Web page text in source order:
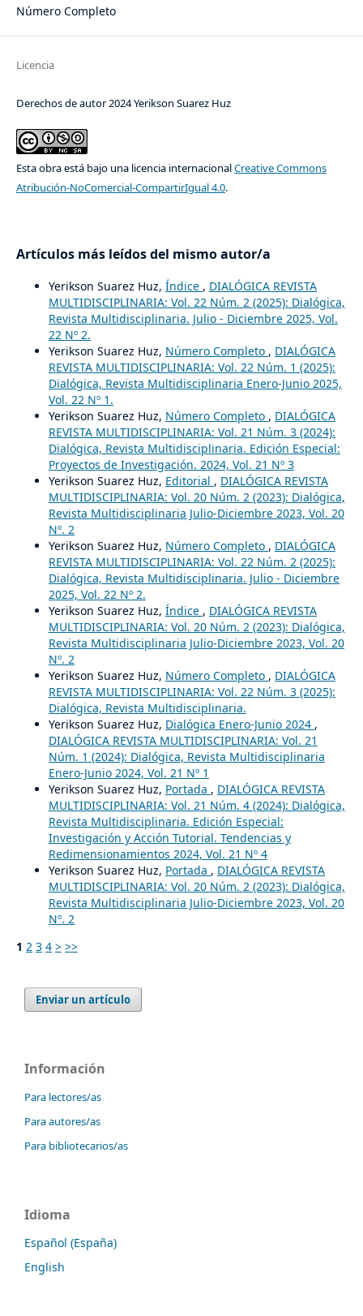
Número Completo
Licencia
Derechos de autor 2024 Yerikson Suarez Huz
Esta obra está bajo una licencia internacionalCreative Commons
Atribución-NoComercial-CompartirIgual 4.0.
Artículos más leídos del mismo autor/a
Yerikson Suarez Huz, Índice , DIALÓGICA REVISTA
MULTIDISCIPLINARIA: Vol. 22 Núm. 2 (2025): Dialógica,
Revista Multidisciplinaria. Julio - Diciembre 2025, Vol.
22 Nº 2.
Yerikson Suarez Huz, Número Completo , DIALÓGICA
REVISTA MULTIDISCIPLINARIA: Vol. 22 Núm. 1 (2025):
Dialógica, Revista Multidisciplinaria Enero-Junio 2025,
Vol. 22 Nº 1.
Yerikson Suarez Huz, Número Completo , DIALÓGICA
REVISTA MULTIDISCIPLINARIA: Vol. 21 Núm. 3 (2024):
Dialógica, Revista Multidisciplinaria. Edición Especial:
Proyectos de Investigación. 2024, Vol. 21 Nº 3
Yerikson Suarez Huz, Editorial , DIALÓGICA REVISTA
MULTIDISCIPLINARIA: Vol. 20 Núm. 2 (2023): Dialógica,
Revista Multidisciplinaria Julio-Diciembre 2023, Vol. 20
Nº. 2
Yerikson Suarez Huz, Número Completo , DIALÓGICA
REVISTA MULTIDISCIPLINARIA: Vol. 22 Núm. 2 (2025):
Dialógica, Revista Multidisciplinaria. Julio - Diciembre
2025, Vol. 22 Nº 2.
Yerikson Suarez Huz, Índice , DIALÓGICA REVISTA
MULTIDISCIPLINARIA: Vol. 20 Núm. 2 (2023): Dialógica,
Revista Multidisciplinaria Julio-Diciembre 2023, Vol. 20
Nº. 2
Yerikson Suarez Huz, Número Completo , DIALÓGICA
REVISTA MULTIDISCIPLINARIA: Vol. 22 Núm. 3 (2025):
Dialógica, Revista Multidisciplinaria.
Yerikson Suarez Huz, Dialógica Enero-Junio 2024 ,
DIALÓGICA REVISTA MULTIDISCIPLINARIA: Vol. 21
Núm. 1 (2024): Dialógica, Revista Multidisciplinaria
Enero-Junio 2024, Vol. 21 Nº 1
Yerikson Suarez Huz, Portada , DIALÓGICA REVISTA
MULTIDISCIPLINARIA: Vol. 21 Núm. 4 (2024): Dialógica,
Revista Multidisciplinaria. Edición Especial:
Investigación y Acción Tutorial. Tendencias y
Redimensionamientos 2024, Vol. 21 Nº 4
Yerikson Suarez Huz, Portada , DIALÓGICA REVISTA
MULTIDISCIPLINARIA: Vol. 20 Núm. 2 (2023): Dialógica,
Revista Multidisciplinaria Julio-Diciembre 2023, Vol. 20
Nº. 2
1 2 3 4 > >>
Enviar un artículo
Información
Para lectores/as
Para autores/as
Para bibliotecarios/as
Idioma
Español (España)
English